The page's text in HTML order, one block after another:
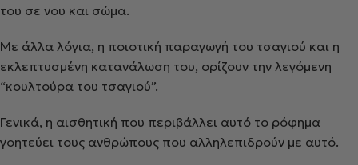
του σε νου και σώμα.
Με άλλα λόγια, η ποιοτική παραγωγή του τσαγιού και η
εκλεπτυσμένη κατανάλωση του, ορίζουν την λεγόμενη
“κουλτούρα του τσαγιού”.
Γενικά, η αισθητική που περιβάλλει αυτό το ρόφημα
γοητεύει τους ανθρώπους που αλληλεπιδρούν με αυτό.